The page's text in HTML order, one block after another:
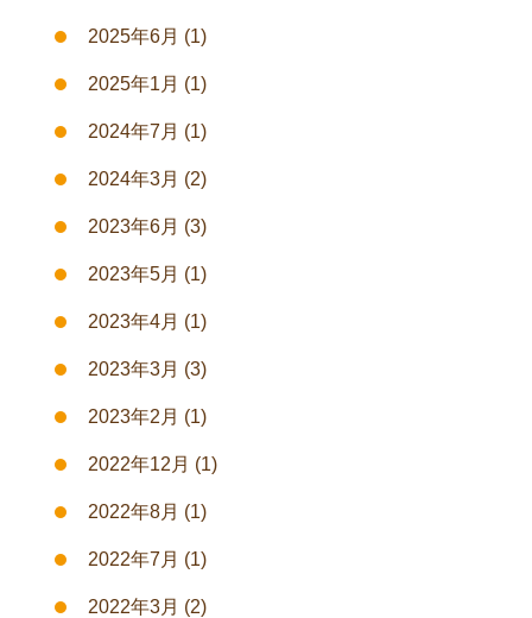
2025年6月 (1)
2025年1月 (1)
2024年7月 (1)
2024年3月 (2)
2023年6月 (3)
2023年5月 (1)
2023年4月 (1)
2023年3月 (3)
2023年2月 (1)
2022年12月 (1)
2022年8月 (1)
2022年7月 (1)
2022年3月 (2)